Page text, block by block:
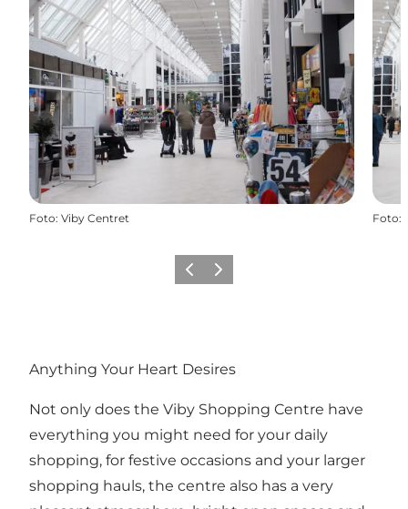
Foto: Viby Centret Foto:
Vorige Volgende
Anything Your Heart Desires
Not only does the Viby Shopping Centre have
everything you might need for your daily
shopping, for festive occasions and your larger
shopping hauls, the centre also has a very